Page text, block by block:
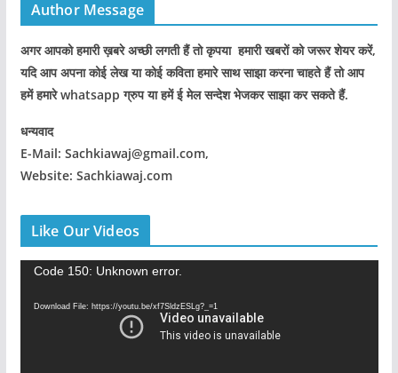
Author Message
अगर आपको हमारी ख़बरे अच्छी लगती हैं तो कृपया हमारी खबरों को जरूर शेयर करें,
यदि आप अपना कोई लेख या कोई कविता हमारे साथ साझा करना चाहते हैं तो आप
हमें हमारे whatsapp ग्रुप या हमें ई मेल सन्देश भेजकर साझा कर सकते हैं.
धन्यवाद
E-Mail: Sachkiawaj@gmail.com,
Website: Sachkiawaj.com
Like Our Videos
Code 150: Unknown error.
Download File: https://youtu.be/xf7SldzESLg?_=1